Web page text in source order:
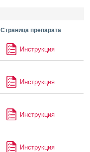
Страница препарата
Инструкция
Инструкция
Инструкция
Инструкция